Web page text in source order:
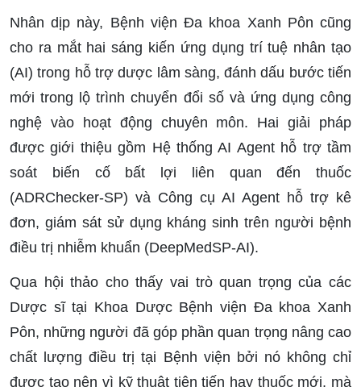
Nhân dịp này, Bệnh viện Đa khoa Xanh Pôn cũng
cho ra mắt hai sáng kiến ứng dụng trí tuệ nhân tạo
(AI) trong hỗ trợ dược lâm sàng, đánh dấu bước tiến
mới trong lộ trình chuyển đổi số và ứng dụng công
nghệ vào hoạt động chuyên môn. Hai giải pháp
được giới thiệu gồm Hệ thống AI Agent hỗ trợ tầm
soát biến cố bất lợi liên quan đến thuốc
(ADRChecker-SP) và Công cụ AI Agent hỗ trợ kê
đơn, giám sát sử dụng kháng sinh trên người bệnh
điều trị nhiễm khuẩn (DeepMedSP-AI).
Qua hội thảo cho thấy vai trò quan trọng của các
Dược sĩ tại Khoa Dược Bệnh viện Đa khoa Xanh
Pôn, những người đã góp phần quan trọng nâng cao
chất lượng điều trị tại Bệnh viện bởi nó không chỉ
được tạo nên vì kỹ thuật tiên tiến hay thuốc mới, mà